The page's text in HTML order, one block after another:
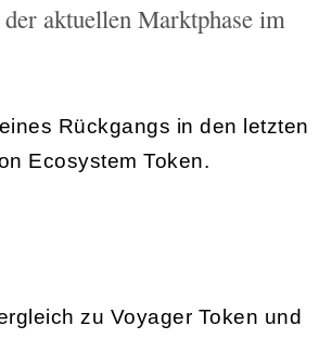
aktuellen Marktphase im
Rückgangs in den letzten
Ecosystem Token.
zu Voyager Token und